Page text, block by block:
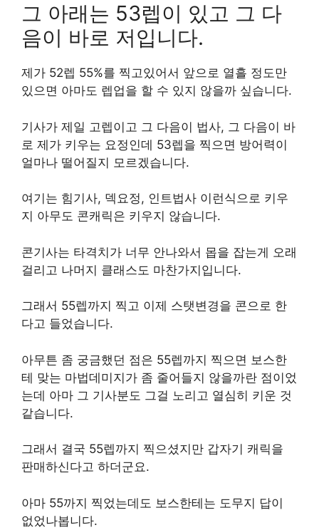
그 아래는 53렙이 있고 그 다
음이 바로 저입니다.
제가 52렙 55%를 찍고있어서 앞으로 열흘 정도만
있으면 아마도 렙업을 할 수 있지 않을까 싶습니다.
기사가 제일 고렙이고 그 다음이 법사, 그 다음이 바
로 제가 키우는 요정인데 53렙을 찍으면 방어력이
얼마나 떨어질지 모르겠습니다.
여기는 힘기사, 덱요정, 인트법사 이런식으로 키우
지 아무도 콘캐릭은 키우지 않습니다.
콘기사는 타격치가 너무 안나와서 몹을 잡는게 오래
걸리고 나머지 클래스도 마찬가지입니다.
그래서 55렙까지 찍고 이제 스탯변경을 콘으로 한
다고 들었습니다.
아무튼 좀 궁금했던 점은 55렙까지 찍으면 보스한
테 맞는 마법데미지가 좀 줄어들지 않을까란 점이었
는데 아마 그 기사분도 그걸 노리고 열심히 키운 것
같습니다.
그래서 결국 55렙까지 찍으셨지만 갑자기 캐릭을
판매하신다고 하더군요.
아마 55까지 찍었는데도 보스한테는 도무지 답이
없었나봅니다.